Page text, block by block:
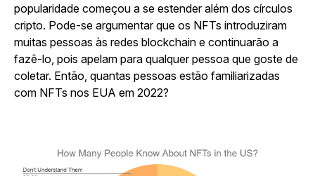
popularidade começou a se estender além dos círculos
cripto. Pode-se argumentar que os NFTs introduziram
muitas pessoas às redes blockchain e continuarão a
fazê-lo, pois apelam para qualquer pessoa que goste de
coletar. Então, quantas pessoas estão familiarizadas
com NFTs nos EUA em 2022?